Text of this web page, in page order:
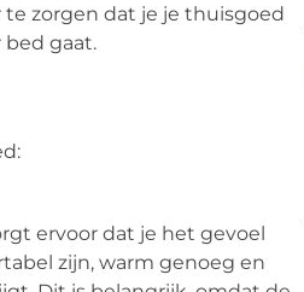
zorgen dat je je thuisgoed
gaat.
ervoor dat je het gevoel
zijn, warm genoeg en